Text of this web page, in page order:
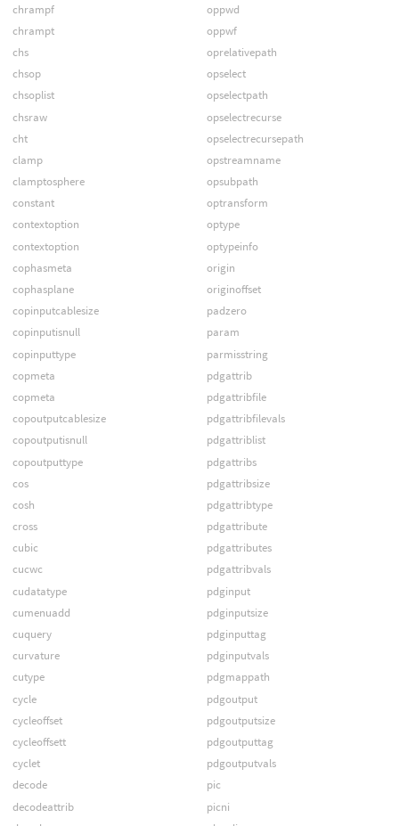
chrampf
chrampt
chs
chsop
chsoplist
chsraw
cht
clamp
clamptosphere
constant
contextoption
contextoption
cophasmeta
cophasplane
copinputcablesize
copinputisnull
copinputtype
copmeta
copmeta
copoutputcablesize
copoutputisnull
copoutputtype
cos
cosh
cross
cubic
cucwc
cudatatype
cumenuadd
cuquery
curvature
cutype
cycle
cycleoffset
cycleoffsett
cyclet
decode
decodeattrib
oppwd
oppwf
oprelativepath
opselect
opselectpath
opselectrecurse
opselectrecursepath
opstreamname
opsubpath
optransform
optype
optypeinfo
origin
originoffset
padzero
param
parmisstring
pdgattrib
pdgattribfile
pdgattribfilevals
pdgattriblist
pdgattribs
pdgattribsize
pdgattribtype
pdgattribute
pdgattributes
pdgattribvals
pdginput
pdginputsize
pdginputtag
pdginputvals
pdgmappath
pdgoutput
pdgoutputsize
pdgoutputtag
pdgoutputvals
pic
picni